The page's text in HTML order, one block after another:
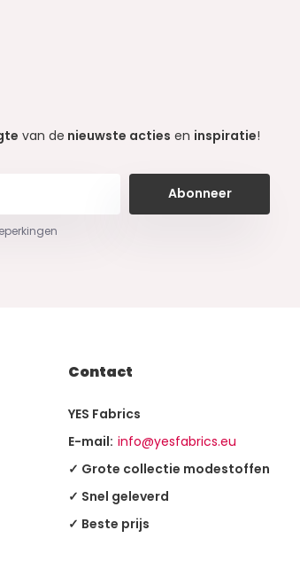
van de nieuwste acties en inspiratie!
Abonneer
Contact
YES Fabrics
E-mail: info@yesfabrics.eu
✓ Grote collectie modestoffen
✓ Snel geleverd
✓ Beste prijs